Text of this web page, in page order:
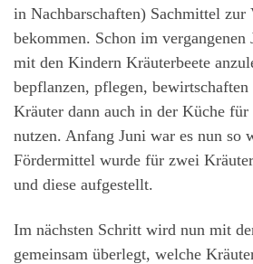
in Nachbarschaften) Sachmittel zur
bekommen. Schon im vergangenen
mit den Kindern Kräuterbeete
bepflanzen, pflegen,
Kräuter dann auch in der Küche für
nutzen. Anfang Juni war es nun so
Fördermittel wurde für zwei
und diese aufgestellt.
Im nächsten Schritt wird nun mit
gemeinsam überlegt, welche